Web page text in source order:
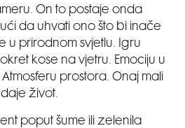
On to postaje onda
da uhvati ono što bi inače
u prirodnom svjetlu. Igru
kose na vjetru. Emociju u
prostora. Onaj mali
život.
poput šume ili zelenila